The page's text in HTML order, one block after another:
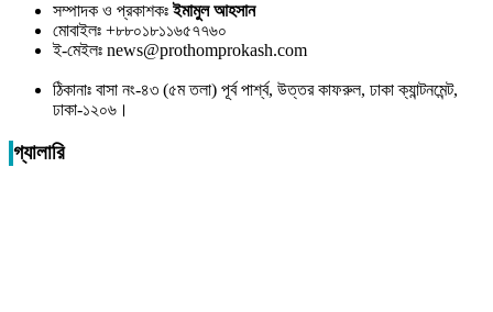
সম্পাদক ও প্রকাশকঃইমামুল আহসান
মোবাইলঃ +৮৮০১৮১১৬৫৭৭৬০
ই-মেইলঃ news@prothomprokash.com
ঠিকানাঃ বাসা নং-৪৩ (৫ম তলা) পূর্ব পার্শ্ব, উত্তর কাফরুল, ঢাকা ক্যান্টনমেন্ট,
ঢাকা-১২০৬।
গ্যালারি